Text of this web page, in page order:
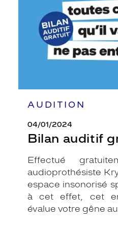
AUDITION
04/01/2024
Bilan auditif
Effectué
audioprothésiste
espace insonorisé
à cet effet, cet
évalue votre gêne